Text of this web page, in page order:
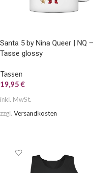
Santa 5 by Nina Queer | NQ –
Tasse glossy
Tassen
19,95 €
inkl. MwSt.
zzgl. Versandkosten